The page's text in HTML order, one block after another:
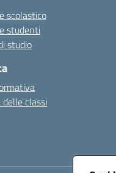
scolastico
studenti
studio
classi